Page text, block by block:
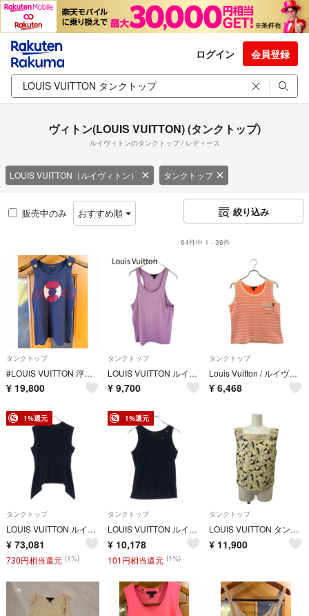
ログイン 会員登録
ヴィトン(LOUIS VUITTON) (タンクトップ)
ルイヴィトンのタンクトップ / レディース
LOUIS VUITTON（ルイヴィトン） タンクトップ
販売中のみ おすすめ順 絞り込み
64件中 1 - 36件
タンクトップ
#LOUIS VUITTON 浮き輪モチーフ タンクトップ ネイビー #XS
¥ 19,800
タンクトップ
LOUIS VUITTON ルイ・ヴィトン タンクトップ パープル コットン100％
¥ 9,700
タンクトップ
Louis Vuitton / ルイヴィトン | コットン ボーダー ロゴ タンクトップ | 38 | オレンジ/ホワイト | レディース
¥ 6,468
1%還元
タンクトップ
LOUIS VUITTON ルイヴィトン Peplum Tank Top モノグラム ペプラム ノースリーブ タンクトップ ブラウス ブラック/ブラウン 1A7VTN
¥ 73,081
730円相当還元 (1%)
1%還元
タンクトップ
LOUIS VUITTON ルイヴィトン 07SS チャーム付き ノースリーブ タンクトップ レディース ブラック ※ チャーム欠損
¥ 10,178
101円相当還元 (1%)
タンクトップ
LOUIS VUITTON タンクトップ ノースリーブ 36 黒 ブラック 花柄
¥ 11,900